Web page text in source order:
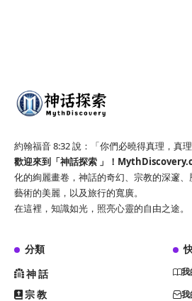
約翰福音 8:32 說：「你們必曉得真理，真
歡迎來到「神話探索 」！
化的絢麗畫卷，神話的奇幻、宗教的深邃、
藝術的美麗，以及旅行的寬廣。
在這裡，知識如光，照亮心靈的自由之途。
分類
神話
宗教
我
我